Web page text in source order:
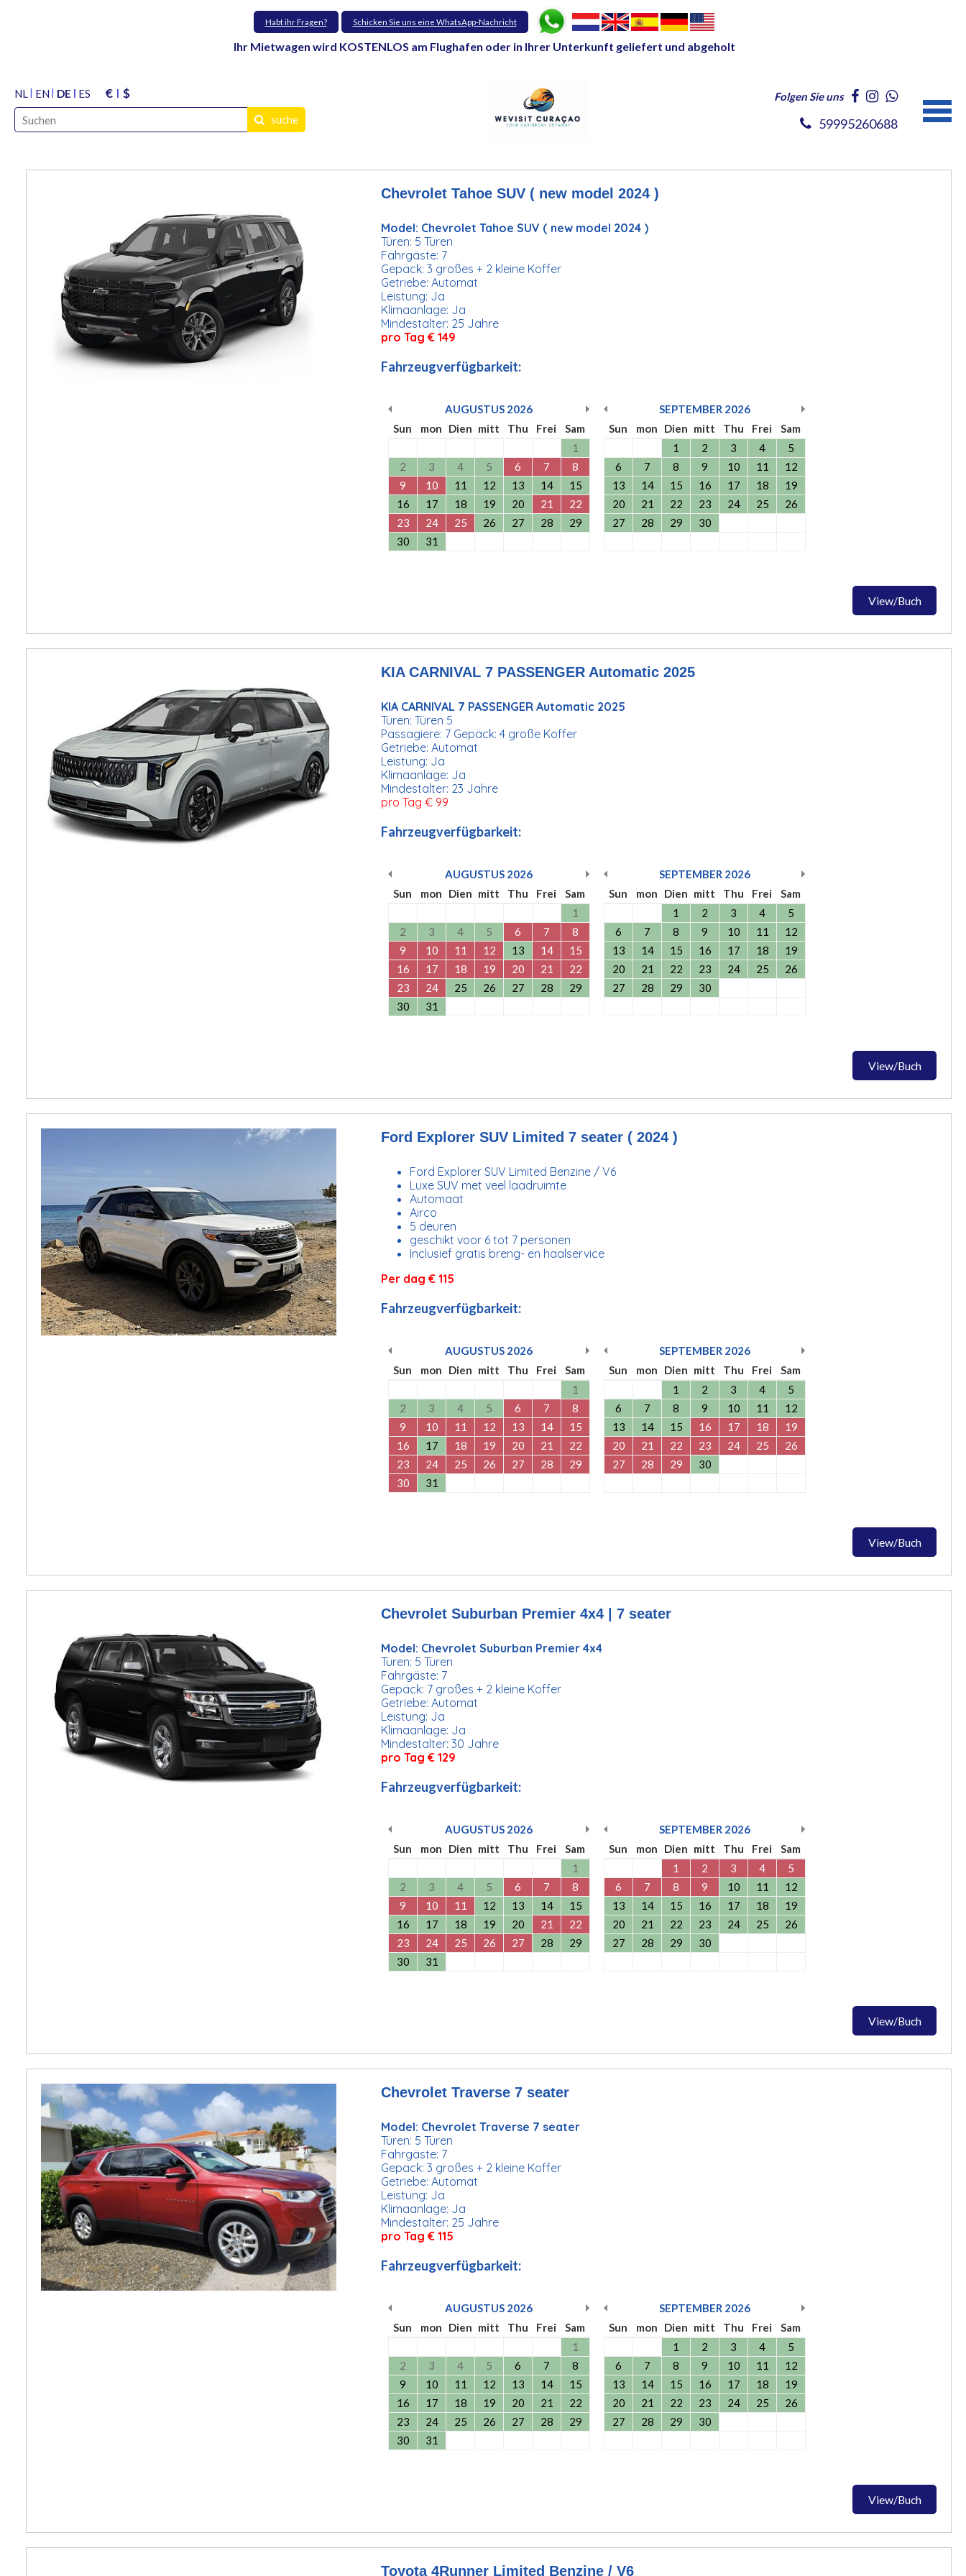
Habt ihr Fragen? Schicken Sie uns eine WhatsApp-Nachricht
Ihr Mietwagen wird KOSTENLOS am Flughafen oder in Ihrer Unterkunft geliefert und abgeholt
NL EN DE ES € $
suche
Folgen Sie uns
59995260688
Chevrolet Tahoe SUV ( new model 2024 )
Model: Chevrolet Tahoe SUV ( new model 2024 )
Türen: 5 Türen
Fahrgäste: 7
Gepäck: 3 großes + 2 kleine Koffer
Getriebe: Automat
Leistung: Ja
Klimaanlage: Ja
Mindestalter: 25 Jahre
pro Tag € 149
View/Buch
Fahrzeugverfügbarkeit:
AUGUSTUS 2026
Sun
mon Dien mitt Thu Frei
Sam
1
2
3 4 5 6 7
8
9
10 11 12 13 14
15
16
17 18 19 20 21
22
23
24 25 26 27 28
29
30
31
SEPTEMBER 2026
Sun
mon Dien mitt Thu Frei
Sam
1
2 3 4
5
6
7 8 9 10 11
12
13
14 15 16 17 18
19
20
21 22 23 24 25
26
27
28 29 30
KIA CARNIVAL 7 PASSENGER Automatic 2025
KIA CARNIVAL 7 PASSENGER Automatic 2025
Türen: Türen 5
Passagiere: 7 Gepäck: 4 große Koffer
Getriebe: Automat
Leistung: Ja
Klimaanlage: Ja
Mindestalter: 23 Jahre
pro Tag € 99
View/Buch
Fahrzeugverfügbarkeit:
AUGUSTUS 2026
Sun
mon Dien mitt Thu Frei
Sam
1
2
3 4 5 6 7
8
9
10 11 12 13 14
15
16
17 18 19 20 21
22
23
24 25 26 27 28
29
30
31
SEPTEMBER 2026
Sun
mon Dien mitt Thu Frei
Sam
1
2 3 4
5
6
7 8 9 10 11
12
13
14 15 16 17 18
19
20
21 22 23 24 25
26
27
28 29 30
Ford Explorer SUV Limited 7 seater ( 2024 )
Ford Explorer SUV Limited Benzine / V6
Luxe SUV met veel laadruimte
Automaat
Airco
5 deuren
geschikt voor 6 tot 7 personen
Inclusief gratis breng- en haalservice
Per dag € 115
View/Buch
Fahrzeugverfügbarkeit:
AUGUSTUS 2026
Sun
mon Dien mitt Thu Frei
Sam
1
2
3 4 5 6 7
8
9
10 11 12 13 14
15
16
17 18 19 20 21
22
23
24 25 26 27 28
29
30
31
SEPTEMBER 2026
Sun
mon Dien mitt Thu Frei
Sam
1
2 3 4
5
6
7 8 9 10 11
12
13
14 15 16 17 18
19
20
21 22 23 24 25
26
27
28 29 30
Chevrolet Suburban Premier 4x4 | 7 seater
Model: Chevrolet Suburban Premier 4x4
Türen: 5 Türen
Fahrgäste: 7
Gepäck: 7 großes + 2 kleine Koffer
Getriebe: Automat
Leistung: Ja
Klimaanlage: Ja
Mindestalter: 30 Jahre
pro Tag € 129
View/Buch
Fahrzeugverfügbarkeit:
AUGUSTUS 2026
Sun
mon Dien mitt Thu Frei
Sam
1
2
3 4 5 6 7
8
9
10 11 12 13 14
15
16
17 18 19 20 21
22
23
24 25 26 27 28
29
30
31
SEPTEMBER 2026
Sun
mon Dien mitt Thu Frei
Sam
1
2 3 4
5
6
7 8 9 10 11
12
13
14 15 16 17 18
19
20
21 22 23 24 25
26
27
28 29 30
Chevrolet Traverse 7 seater
Model: Chevrolet Traverse 7 seater
Türen: 5 Türen
Fahrgäste: 7
Gepäck: 3 großes + 2 kleine Koffer
Getriebe: Automat
Leistung: Ja
Klimaanlage: Ja
Mindestalter: 25 Jahre
pro Tag € 115
View/Buch
Fahrzeugverfügbarkeit:
AUGUSTUS 2026
Sun
mon Dien mitt Thu Frei
Sam
1
2
3 4 5 6 7
8
9
10 11 12 13 14
15
16
17 18 19 20 21
22
23
24 25 26 27 28
29
30
31
SEPTEMBER 2026
Sun
mon Dien mitt Thu Frei
Sam
1
2 3 4
5
6
7 8 9 10 11
12
13
14 15 16 17 18
19
20
21 22 23 24 25
26
27
28 29 30
Toyota 4Runner Limited Benzine / V6